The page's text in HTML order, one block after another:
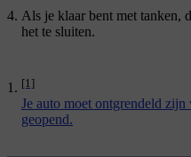
Als je klaar bent met tanken,
het te sluiten.
[1]
Je auto moet ontgrendeld
geopend.